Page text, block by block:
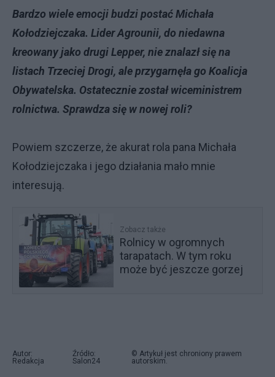
Bardzo wiele emocji budzi postać Michała
Kołodziejczaka. Lider Agrounii, do niedawna
kreowany jako drugi Lepper, nie znalazł się na
listach Trzeciej Drogi, ale przygarnęła go Koalicja
Obywatelska. Ostatecznie został wiceministrem
rolnictwa. Sprawdza się w nowej roli?
Powiem szczerze, że akurat rola pana Michała
Kołodziejczaka i jego działania mało mnie
interesują.
Zobacz także
Rolnicy w ogromnych
tarapatach. W tym roku
może być jeszcze gorzej
Autor:
Redakcja
Źródło:
Salon24
© Artykuł jest chroniony prawem
autorskim.